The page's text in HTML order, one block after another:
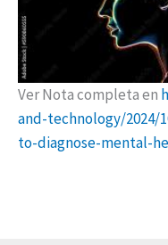
Ver Nota completa en
and-technology/2024/
to-diagnose-mental-